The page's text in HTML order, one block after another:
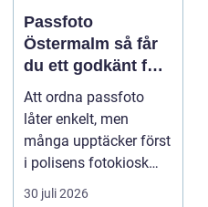
Passfoto
Östermalm så får
du ett godkänt foto
utan stress
Att ordna passfoto
låter enkelt, men
många upptäcker först
i polisens fotokiosk
eller hos fotografen...
30 juli 2026